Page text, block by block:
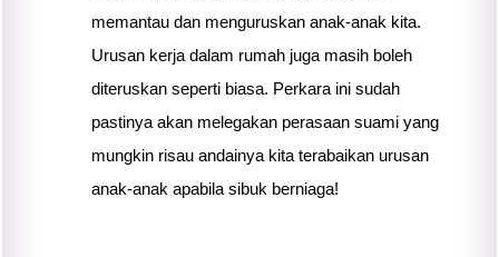
memantau dan menguruskan anak-anak kita.
Urusan kerja dalam rumah juga masih boleh
diteruskan seperti biasa. Perkara ini sudah
pastinya akan melegakan perasaan suami yang
mungkin risau andainya kita terabaikan urusan
anak-anak apabila sibuk berniaga!